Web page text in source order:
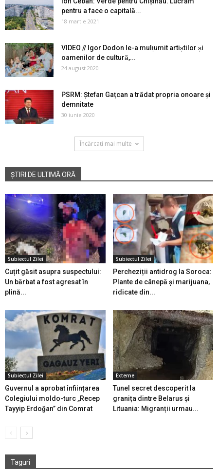
pentru a face o capitală...
18 martie 2021
VIDEO // Igor Dodon le-a mulțumit artiștilor și
oamenilor de cultură,...
24 august 2020
PSRM: Ștefan Gațcan a trădat propria onoare și
demnitate
30 iunie 2020
Încărcați mai multe
ȘTIRI DE ULTIMĂ ORĂ
Subiectul Zilei
Cuțit găsit asupra suspectului:
Un bărbat a fost agresat în
plină...
Subiectul Zilei
Percheziții antidrog la Soroca:
Plante de cânepă și marijuana,
ridicate din...
Subiectul Zilei
Guvernul a aprobat înființarea
Colegiului moldo-turc „Recep
Tayyip Erdoğan” din Comrat
Externe
Tunel secret descoperit la
granița dintre Belarus și
Lituania: Migranții urmau...
Taguri